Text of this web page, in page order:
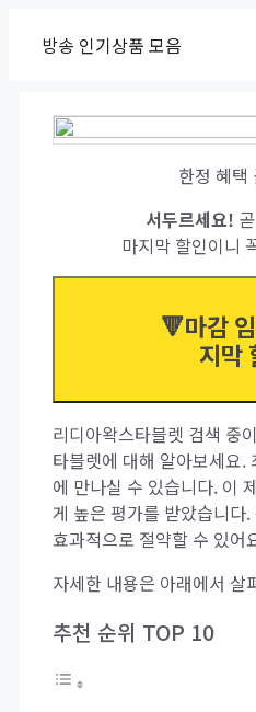
방송 인기상품 모음
한정 혜택
서두르세요!
마지막 할인이니
🔻마감
지막
리디아왁스타블렛 검색 중
타블렛에 대해 알아보세요.
에 만나실 수 있습니다. 이
게 높은 평가를 받았습니다
효과적으로 절약할 수 있어
자세한 내용은 아래에서 살
추천 순위 TOP 10